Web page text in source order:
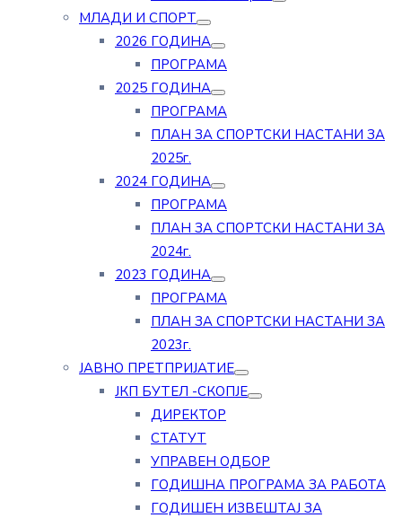
МЛАДИ И СПОРТ
2026 ГОДИНА
ПРОГРАМА
2025 ГОДИНА
ПРОГРАМА
ПЛАН ЗА СПОРТСКИ НАСТАНИ ЗА
2025г.
2024 ГОДИНА
ПРОГРАМА
ПЛАН ЗА СПОРТСКИ НАСТАНИ ЗА
2024г.
2023 ГОДИНА
ПРОГРАМА
ПЛАН ЗА СПОРТСКИ НАСТАНИ ЗА
2023г.
ЈАВНО ПРЕТПРИЈАТИЕ
ЈКП БУТЕЛ -СКОПЈЕ
ДИРЕКТОР
СТАТУТ
УПРАВЕН ОДБОР
ГОДИШНА ПРОГРАМА ЗА РАБОТА
ГОДИШЕН ИЗВЕШТАЈ ЗА